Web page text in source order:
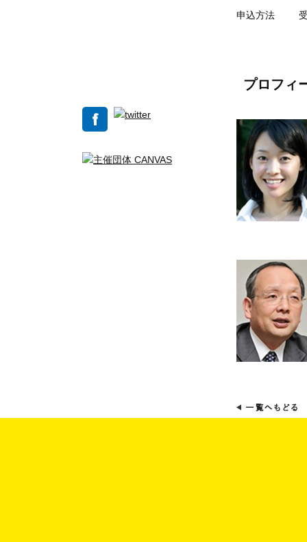
申込方法
プロフィ